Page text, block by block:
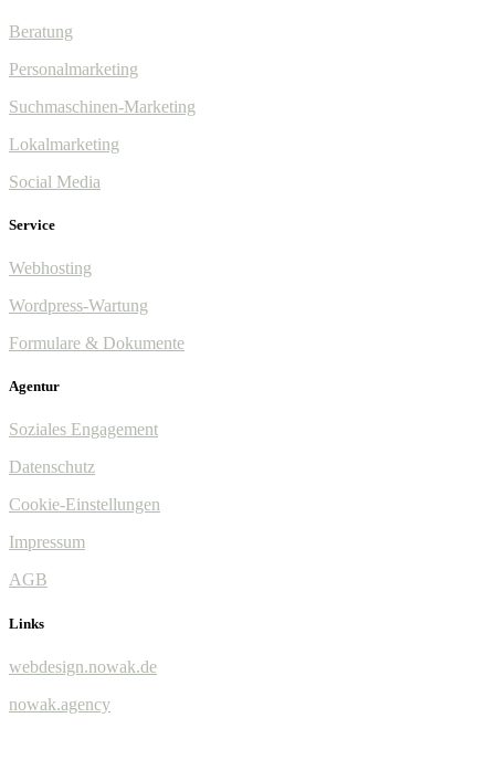
Beratung
Personalmarketing
Suchmaschinen-Marketing
Lokalmarketing
Social Media
Service
Webhosting
Wordpress-Wartung
Formulare & Dokumente
Agentur
Soziales Engagement
Datenschutz
Cookie-Einstellungen
Impressum
AGB
Links
webdesign.nowak.de
nowak.agency